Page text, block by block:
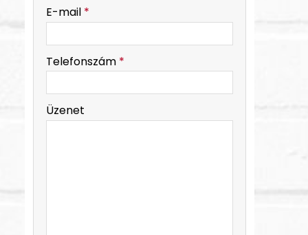
-
E-mail *
Telefonszám *
Üzenet